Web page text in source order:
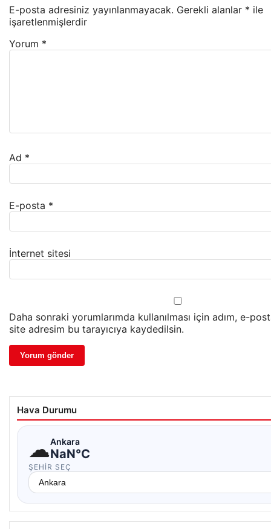
E-posta adresiniz yayınlanmayacak. Gerekli alanlar * ile
işaretlenmişlerdir
Yorum *
Ad *
E-posta *
İnternet sitesi
Daha sonraki yorumlarımda kullanılması için adım, e-
site adresim bu tarayıcıya kaydedilsin.
Hava Durumu
☁Ankara
NaN°C
ŞEHIR SEÇ